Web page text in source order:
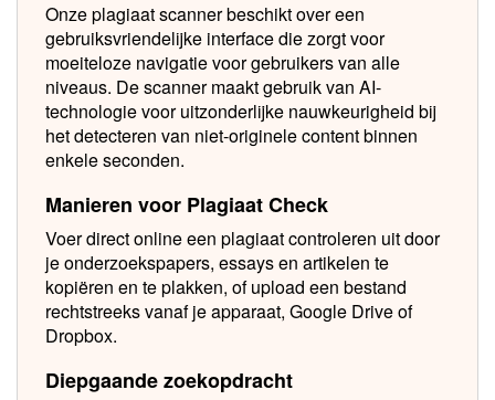
Onze plagiaat scanner beschikt over een
gebruiksvriendelijke interface die zorgt voor
moeiteloze navigatie voor gebruikers van alle
niveaus. De scanner maakt gebruik van AI-
technologie voor uitzonderlijke nauwkeurigheid bij
het detecteren van niet-originele content binnen
enkele seconden.
Manieren voor Plagiaat Check
Voer direct online een plagiaat controleren uit door
je onderzoekspapers, essays en artikelen te
kopiëren en te plakken, of upload een bestand
rechtstreeks vanaf je apparaat, Google Drive of
Dropbox.
Diepgaande zoekopdracht